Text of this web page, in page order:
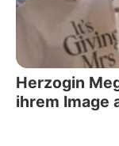
Herzogin
ihrem Image